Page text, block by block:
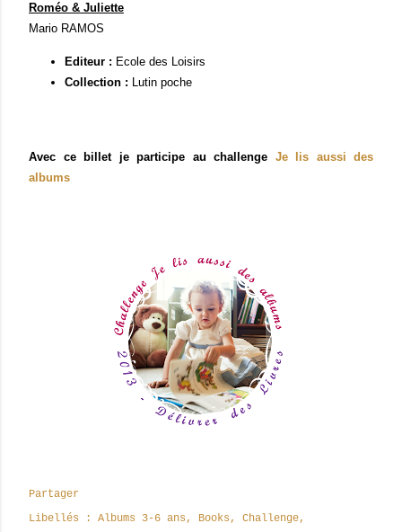
Roméo & Juliette
Mario RAMOS
Editeur : Ecole des Loisirs
Collection : Lutin poche
Avec ce billet je participe au challenge Je lis aussi des
albums
Partager
Libellés :
Albums 3-6 ans Books
Challenge